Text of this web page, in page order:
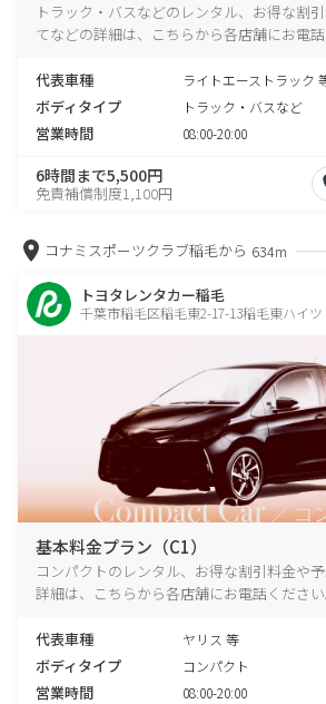
トラック・バスなどのレンタル、お得な割
てなどの詳細は、こちらから各店舗にお電話
代表車種 ライトエーストラック
ボディタイプ トラック・バスなど
営業時間 08:00-20:00
6時間まで5,500円
免責補償制度1,100円
コナミスポーツクラブ稲毛から 634m
トヨタレンタカー稲毛
千葉市稲毛区稲毛東2-17-13稲毛東ハイツ
基本料金プラン（C1）
コンパクトのレンタル、お得な割引料金や
詳細は、こちらから各店舗にお電話ください
代表車種 ヤリス 等
ボディタイプ コンパクト
営業時間 08:00-20:00